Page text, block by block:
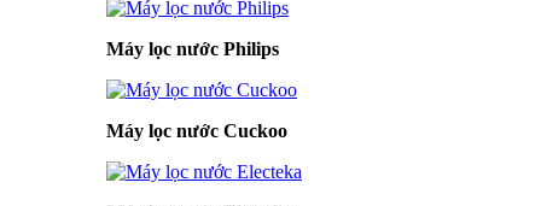
Máy lọc nước Philips
Máy lọc nước Cuckoo